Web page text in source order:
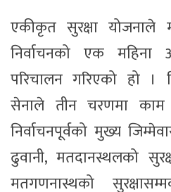
एकीकृत सुरक्षा योजनाले
निर्वाचनको एक महिना
परिचालन गरिएको हो ।
सेनाले तीन चरणमा काम
निर्वाचनपूर्वको मुख्य
ढुवानी, मतदानस्थलको
मतगणनास्थको